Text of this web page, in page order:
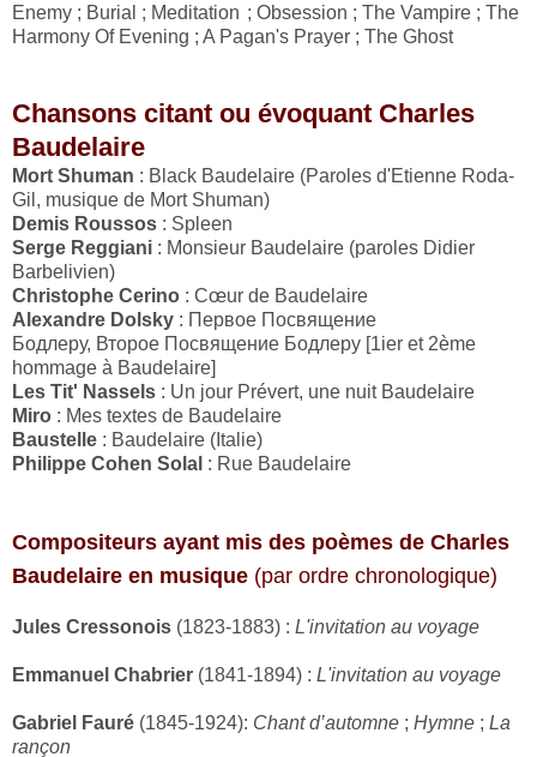
Enemy ; Burial ; Meditation ; Obsession ; The Vampire ; The
Harmony Of Evening ; A Pagan's Prayer ; The Ghost
Chansons citant ou évoquant Charles
Baudelaire
Mort Shuman : Black Baudelaire (Paroles d'Etienne Roda-
Gil, musique de Mort Shuman)
Demis Roussos : Spleen
Serge Reggiani : Monsieur Baudelaire (paroles Didier
Barbelivien)
Christophe Cerino : Cœur de Baudelaire
Alexandre Dolsky : Первое Посвящение
Бодлеру, Второе Посвящение Бодлеру [1ier et 2ème
hommage à Baudelaire]
Les Tit' Nassels : Un jour Prévert, une nuit Baudelaire
Miro : Mes textes de Baudelaire
Baustelle : Baudelaire (Italie)
Philippe Cohen Solal : Rue Baudelaire
Compositeurs ayant mis des poèmes de Charles
Baudelaire en musique (par ordre chronologique)
Jules Cressonois (1823-1883) : L'invitation au voyage
Emmanuel Chabrier (1841-1894) : L'invitation au voyage
Gabriel Fauré (1845-1924): Chant d’automne ; Hymne ; La
rançon